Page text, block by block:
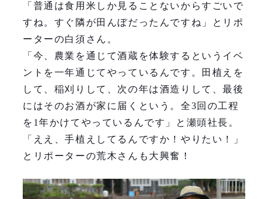
「普通は食用米しか見ることないからすごいで
すね。すぐ隣が田んぼだったんですね」とリポ
ーターの白須さん。
「今、農業を通じて酒蔵を体験するというイベ
ントを一年通じてやっているんです。田植えを
して、稲刈りして、次の年は酒造りして、最後
にはそのお酒が家に届くという。全3回の工程
を1年かけてやっているんです」と瀬頭社長。
「ええ、手植えしてるんですか！やりたい！」
とリポーターの荒木さんも大興奮！